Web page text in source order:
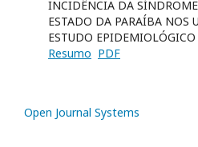
INCIDÊNCIA DA
ESTADO DA PARAÍBA NOS
ESTUDO EPIDEMIOLÓGICO
Resumo PDF
Open Journal Systems